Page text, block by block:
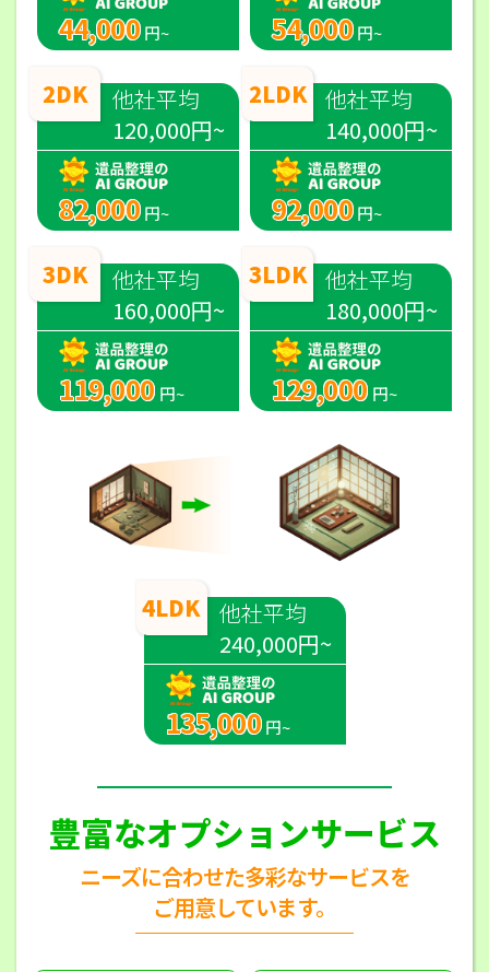
44,000 円~
2DK
他社平均
120,000円~
82,000 円~
3DK
他社平均
160,000円~
119,000 円~
4LDK 他社平均
240,000円~
135,000 円~
54,000 円~
2LDK 他社平均
140,000円~
92,000 円~
3LDK 他社平均
180,000円~
129,000 円~
豊富なオプションサービス
ニーズに合わせた多彩なサービスを
ご用意しています。